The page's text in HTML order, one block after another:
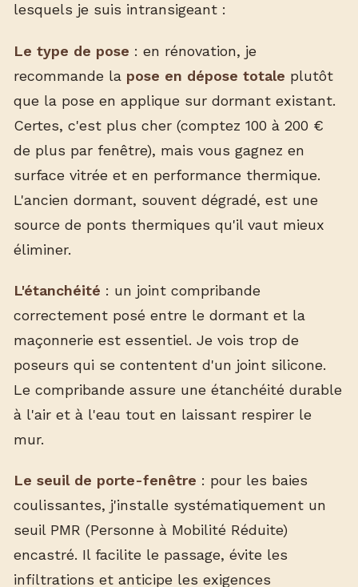
lesquels je suis intransigeant :
Le type de pose : en rénovation, je
recommande la pose en dépose totale plutôt
que la pose en applique sur dormant existant.
Certes, c'est plus cher (comptez 100 à 200 €
de plus par fenêtre), mais vous gagnez en
surface vitrée et en performance thermique.
L'ancien dormant, souvent dégradé, est une
source de ponts thermiques qu'il vaut mieux
éliminer.
L'étanchéité : un joint compribande
correctement posé entre le dormant et la
maçonnerie est essentiel. Je vois trop de
poseurs qui se contentent d'un joint silicone.
Le compribande assure une étanchéité durable
à l'air et à l'eau tout en laissant respirer le
mur.
Le seuil de porte-fenêtre : pour les baies
coulissantes, j'installe systématiquement un
seuil PMR (Personne à Mobilité Réduite)
encastré. Il facilite le passage, évite les
infiltrations et anticipe les exigences